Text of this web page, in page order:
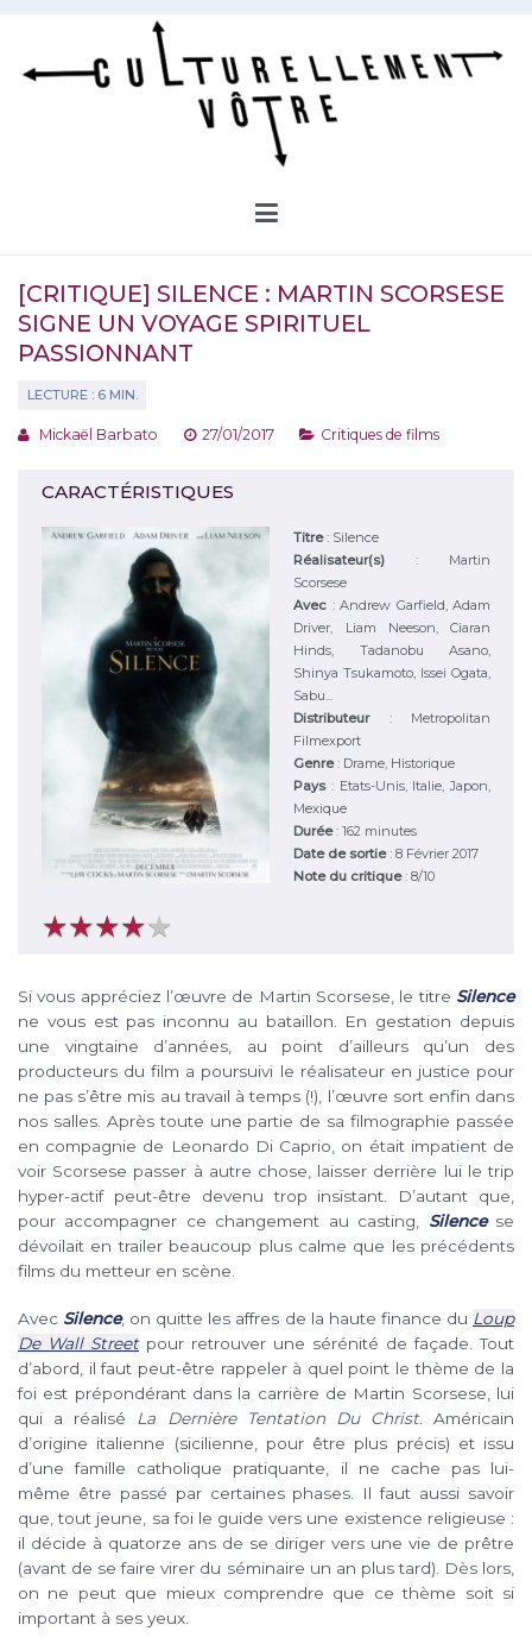
Aller
contenu
[CRITIQUE] SILENCE : MARTIN SCORSESE
SIGNE UN VOYAGE SPIRITUEL
PASSIONNANT
Mickaël Barbato 27/01/2017 Critiques de films
CARACTÉRISTIQUES
Titre: Silence
Réalisateur(s): Martin
Scorsese
Avec :Andrew Garfield, Adam
Driver, Liam Neeson, Ciaran
Hinds, Tadanobu Asano,
Shinya Tsukamoto, Issei Ogata,
Sabu...
Distributeur : Metropolitan
Filmexport
Genre: Drame, Historique
Pays : Etats-Unis, Italie, Japon,
Mexique
Durée:162 minutes
Date de sortie: 8 Février 2017
Note du critique:8/10
★★★★★
★★★★★
Si vous appréciez l’œuvre de Martin Scorsese, le titre Silence
ne vous est pas inconnu au bataillon. En gestation depuis
une vingtaine d’années, au point d’ailleurs qu’un des
producteurs du film a poursuivi le réalisateur en justice pour
ne pas s’être mis au travail à temps (!), l’œuvre sort enfin dans
nos salles. Après toute une partie de sa filmographie passée
en compagnie de Leonardo Di Caprio, on était impatient de
voir Scorsese passer à autre chose, laisser derrière lui le trip
hyper-actif peut-être devenu trop insistant. D’autant que,
pour accompagner ce changement au casting, Silence se
dévoilait en trailer beaucoup plus calme que les précédents
films du metteur en scène.
Avec Silence, on quitte les affres de la haute finance du Loup
De Wall Streetpour retrouver une sérénité de façade. Tout
d’abord, il faut peut-être rappeler à quel point le thème de la
foi est prépondérant dans la carrière de Martin Scorsese, lui
qui a réalisé
La Dernière Tentation Du Christ. Américain
d’origine italienne (sicilienne, pour être plus précis) et issu
d’une famille catholique pratiquante, il ne cache pas lui-
même être passé par certaines phases. Il faut aussi savoir
que, tout jeune, sa foi le guide vers une existence religieuse :
il décide à quatorze ans de se diriger vers une vie de prêtre
(avant de se faire virer du séminaire un an plus tard). Dès lors,
on ne peut que mieux comprendre que ce thème soit si
important à ses yeux.